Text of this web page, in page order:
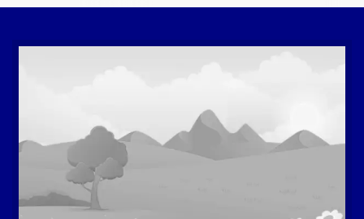
Paket Kilat
Pengiriman Barang